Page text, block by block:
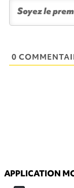
0
APPLICATION